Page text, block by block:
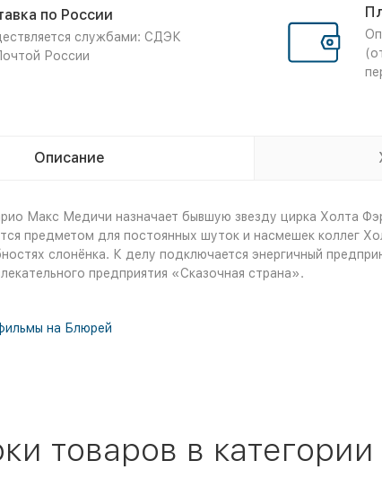
по России
службами: СДЭК
России
Описание
Макс Медичи назначает бывшую звезду цирка Холта
предметом для постоянных шуток и насмешек коллег
слонёнка. К делу подключается энергичный
предприятия «Сказочная страна».
на Блюрей
товаров в категории